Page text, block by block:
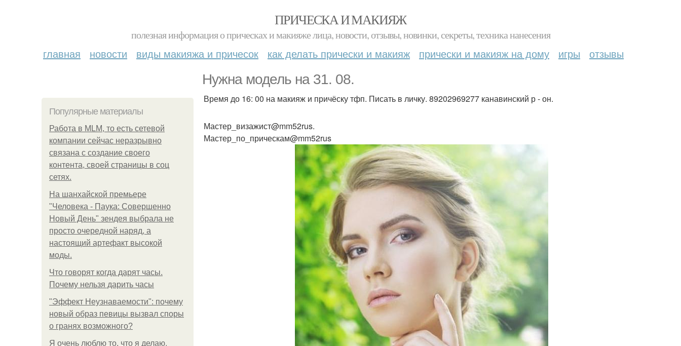
ПРИЧЕСКА И МАКИЯЖ
полезная информация о прическах и макияже лица, новости, отзывы, новинки, секреты, техника нанесения
главная новости виды макияжа и причесок как делать прически и макияж прически и макияж на дому игры отзывы
Нужна модель на 31. 08.
Популярные материалы
Работа в MLM, то есть сетевой
компании сейчас неразрывно
связана с создание своего
контента, своей страницы в соц
сетях.
На шанхайской премьере
"Человека - Паука: Совершенно
Новый День" зендея выбрала не
просто очередной наряд, а
настоящий артефакт высокой
моды.
Что говорят когда дарят часы.
Почему нельзя дарить часы
"Эффект Неузнаваемости": почему
новый образ певицы вызвал споры
о гранях возможного?
Я очень люблю то, что я делаю.
Время до 16: 00 на макияж и причёску тфп. Писать в личку. 89202969277 канавинский р - он.
Мастер_визажист@mm52rus.
Мастер_по_прическам@mm52rus